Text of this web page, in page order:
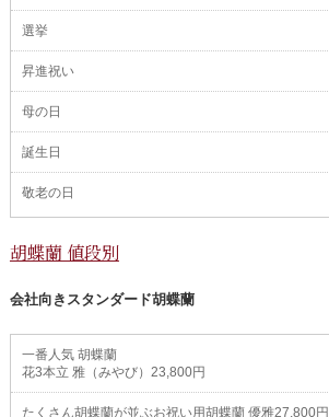
選挙
昇進祝い
母の日
誕生日
敬老の日
胡蝶蘭 値段別
会社向きスタンダード胡蝶蘭
一番人気 胡蝶蘭
花3本立 雅（みやび）23,800円
たくさん胡蝶蘭が並ぶお祝い用胡蝶蘭 優雅27,800円